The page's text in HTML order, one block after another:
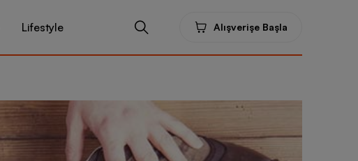
Lifestyle Alışverişe Başla